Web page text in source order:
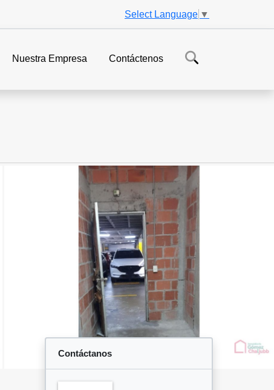
Select Language ▼
Nuestra Empresa Contáctenos
Contáctanos